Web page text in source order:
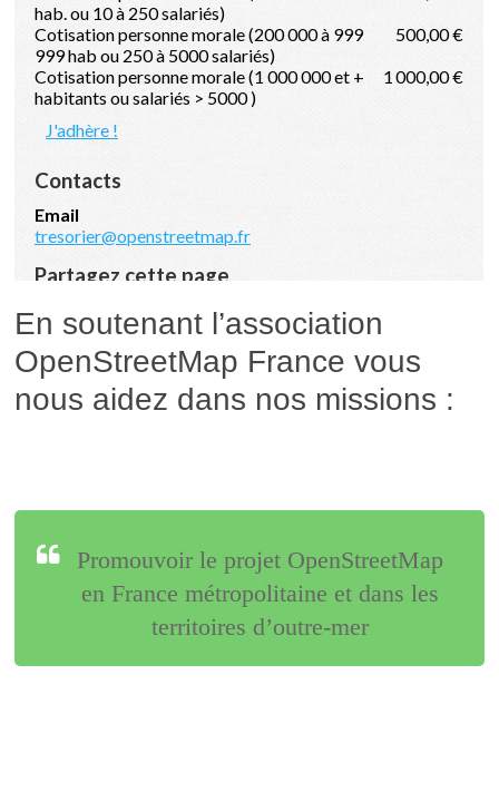
En soutenant l’association
OpenStreetMap France vous
nous aidez dans nos missions :
Promouvoir le projet OpenStreetMap
en France métropolitaine et dans les
territoires d’outre-mer